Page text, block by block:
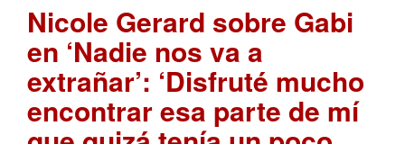
Nicole Gerard sobre Gabi
en ‘Nadie nos va a
extrañar’: ‘Disfruté mucho
encontrar esa parte de mí